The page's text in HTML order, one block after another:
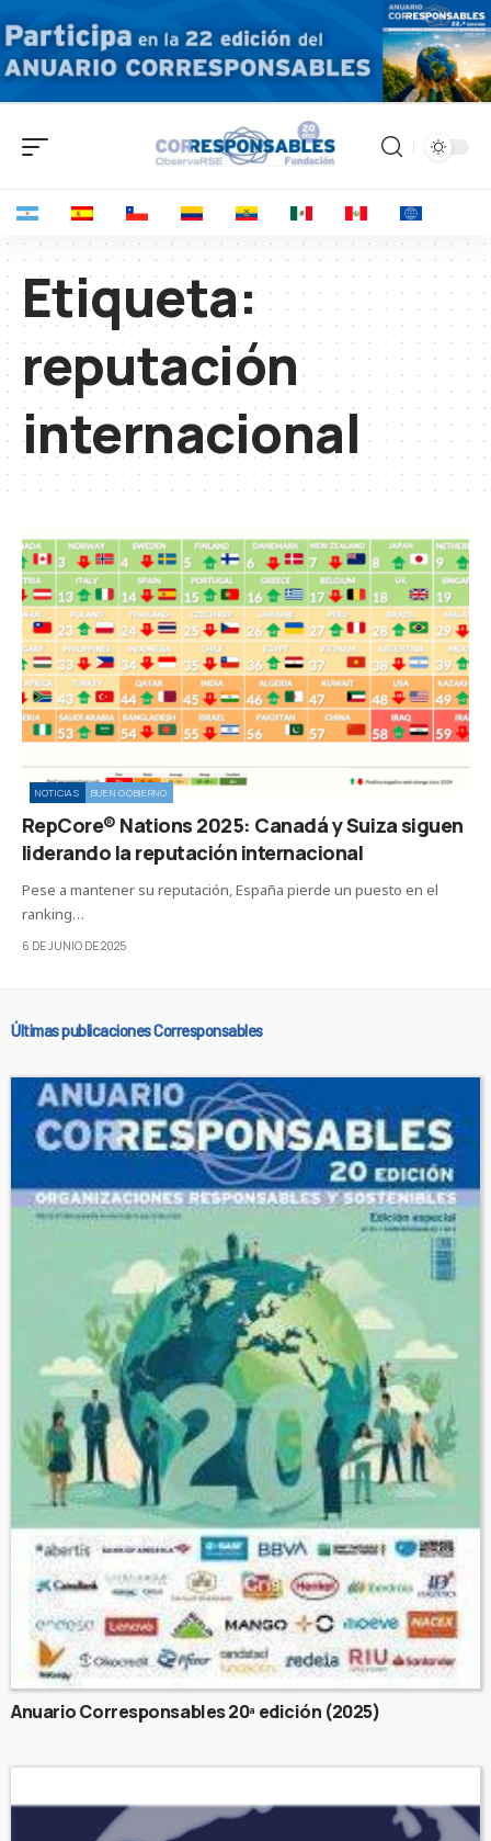
Etiqueta:
reputación
internacional
NOTICIAS BUEN GOBIERNO
RepCore® Nations 2025: Canadá y Suiza siguen
liderando la reputación internacional
Pese a mantener su reputación, España pierde un puesto en el
ranking…
6 DE JUNIO DE 2025
Últimas publicaciones Corresponsables
Anuario Corresponsables 20ª edición (2025)